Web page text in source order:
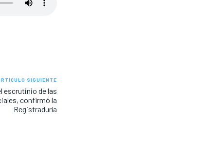
SIGUIENTE
escrutinio de las
confirmó la
Registraduría